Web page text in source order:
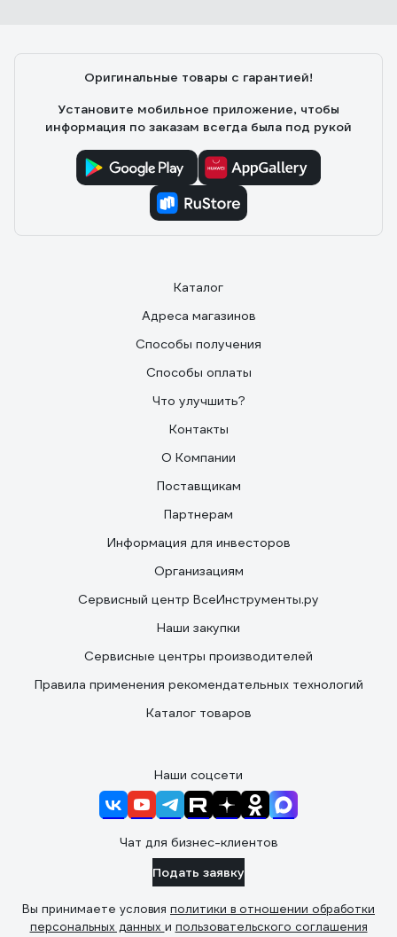
Оригинальные товары с гарантией!
Установите мобильное приложение, чтобы
информация по заказам всегда была под рукой
Каталог
Адреса магазинов
Способы получения
Способы оплаты
Что улучшить?
Контакты
О Компании
Поставщикам
Партнерам
Информация для инвесторов
Организациям
Сервисный центр ВсеИнструменты.ру
Наши закупки
Сервисные центры производителей
Правила применения рекомендательных технологий
Каталог товаров
Наши соцсети
Чат для бизнес-клиентов
Подать заявку
Вы принимаете условия политики в отношении обработки
персональных данных и пользовательского соглашения